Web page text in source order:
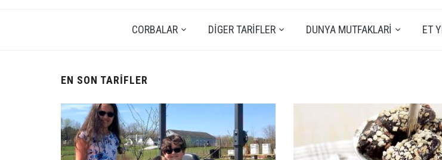
CORBALAR DIGER TARIFLER DUNYA MUTFAKLARI ET
EN SON TARIFLER